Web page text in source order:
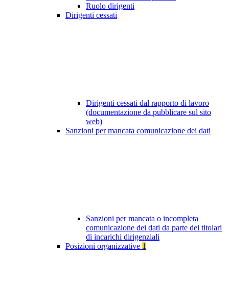
Ruolo dirigenti
Dirigenti cessati
Dirigenti cessati dal rapporto di lavoro
(documentazione da pubblicare sul sito
web)
Sanzioni per mancata comunicazione dei dati
Sanzioni per mancata o incompleta
comunicazione dei dati da parte dei titolari
di incarichi dirigenziali
Posizioni organizzative 1